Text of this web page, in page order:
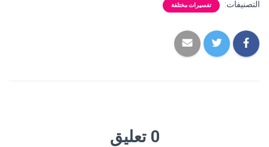
التصنيفات: تفسيرات مختلفة
0 تعليق